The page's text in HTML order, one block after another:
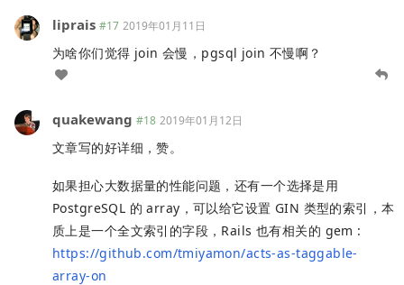
liprais #17 2019年01月11日
为啥你们觉得 join 会慢，pgsql join 不慢啊？
quakewang #18 2019年01月12日
文章写的好详细，赞。
如果担心大数据量的性能问题，还有一个选择是用
PostgreSQL 的 array，可以给它设置 GIN 类型的索引，本
质上是一个全文索引的字段，Rails 也有相关的 gem :
https://github.com/tmiyamon/acts-as-taggable-
array-on